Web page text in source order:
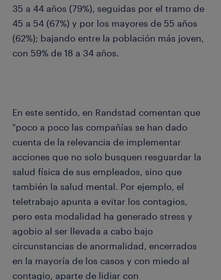
35 a 44 años (79%), seguidas por el tramo de
45 a 54 (67%) y por los mayores de 55 años
(62%); bajando entre la población más joven,
con 59% de 18 a 34 años.
En este sentido, en Randstad comentan que
"poco a poco las compañías se han dado
cuenta de la relevancia de implementar
acciones que no solo busquen resguardar la
salud física de sus empleados, sino que
también la salud mental. Por ejemplo, el
teletrabajo apunta a evitar los contagios,
pero esta modalidad ha generado stress y
agobio al ser llevada a cabo bajo
circunstancias de anormalidad, encerrados
en la mayoría de los casos y con miedo al
contagio, aparte de lidiar con